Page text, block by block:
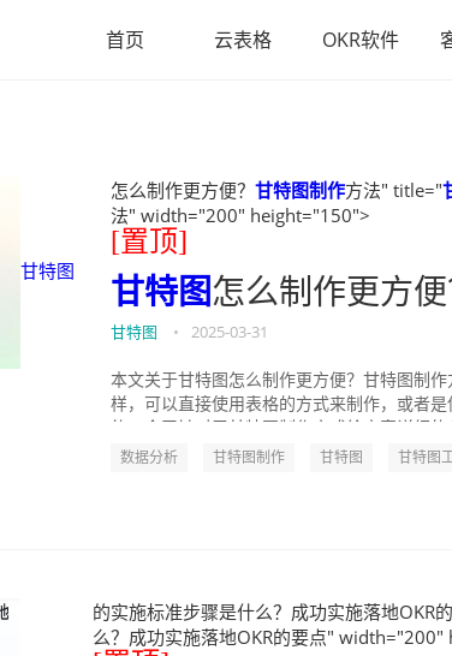
首页 云表格 OKR软件
甘特图
怎么制作更方便？ 甘特图制作方法" title="
法" width="200" height="150">
[置顶]
甘特图怎么制作更方便
甘特图 • 2025-03-31
本文关于甘特图怎么制作更方便？甘特图制
样，可以直接使用表格的方式来制作，或者
数据分析 甘特图制作 甘特图 甘特图
的实施标准步骤是什么？成功实施落地OKR
么？成功实施落地OKR的要点"